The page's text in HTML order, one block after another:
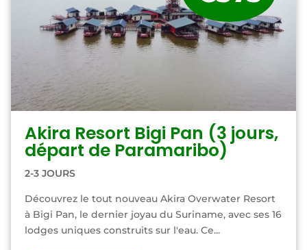
Akira Resort Bigi Pan (3 jours,
départ de Paramaribo)
2-3 JOURS
Découvrez le tout nouveau Akira Overwater Resort
à Bigi Pan, le dernier joyau du Suriname, avec ses 16
lodges uniques construits sur l'eau. Ce...